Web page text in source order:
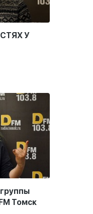
У
Томск